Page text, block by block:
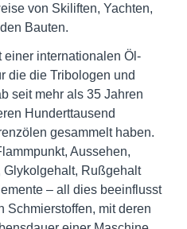
von Skiliften, Yachten,
Bauten.
einer internationalen Öl-
die die Tribologen und
seit mehr als 35 Jahren
Hunderttausend
gesammelt haben.
Aussehen,
Glykolgehalt, Rußgehalt
– all dies beeinflusst
Schmierstoffen, mit deren